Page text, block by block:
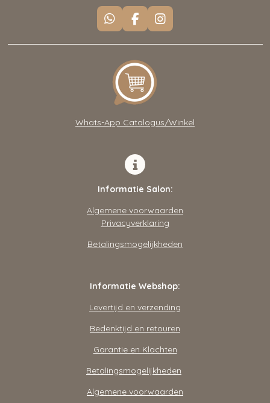
W
h
a
A
p
p
F
a
c
e
b
o
o
k
I
n
s
Whats-App Catalogus/Winkel
Informatie Salon:
Algemene voorwaarden
Privacyverklaring
Betalingsmogelijkheden
Informatie Webshop:
Levertijd en verzending
Bedenktijd en retouren
Garantie en Klachten
Betalingsmogelijkheden
Algemene voorwaarden